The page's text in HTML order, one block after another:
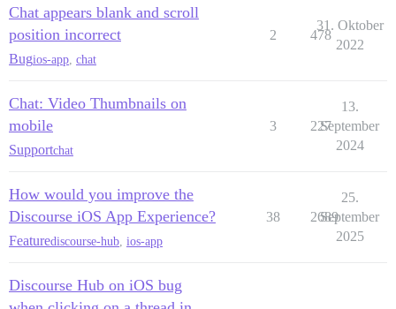
Chat appears blank and scroll
position incorrect
Bugios-app chat
2 478
31. Oktober
2022
Chat: Video Thumbnails on
mobile
Supportchat
3 227
13.
September
2024
How would you improve the
Discourse iOS App Experience?
Featurediscourse-hub ios-app
38 2689
25.
September
2025
Discourse Hub on iOS bug